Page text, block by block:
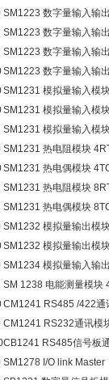
SM1223 数字量输入输
SM1223 数字量输入输
SM1223 数字量输入输
SM1223 数字量输入输
SM1231 模拟量输入模
SM1231 模拟量输入模
SM1231 模拟量输入模
SM1231 热电阻模块
SM1231 热电偶模块
SM1231 热电阻模块
SM1231 热电偶模块
SM1232 模拟量输出模
SM1232 模拟量输出模
SM1234 模拟量输入输
SM 1238 电能测量模块
CM1241 RS485 /422通
CM1241 RS232通讯模
CB1241 RS485信号板
SM1278 I/O link Master